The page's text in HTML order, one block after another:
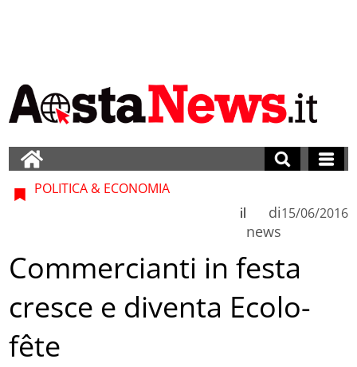
POLITICA & ECONOMIA
di
news
il 15/06/2016
Commercianti in festa
cresce e diventa Ecolo-
fête